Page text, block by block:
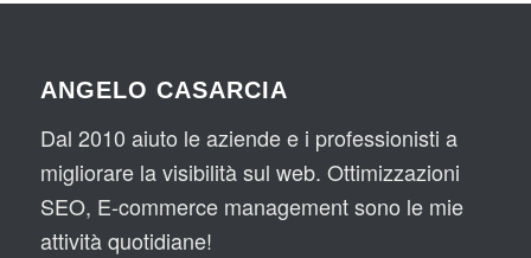
ANGELO CASARCIA
Dal 2010 aiuto le aziende e i professionisti a
migliorare la visibilità sul web. Ottimizzazioni
SEO, E-commerce management sono le mie
attività quotidiane!